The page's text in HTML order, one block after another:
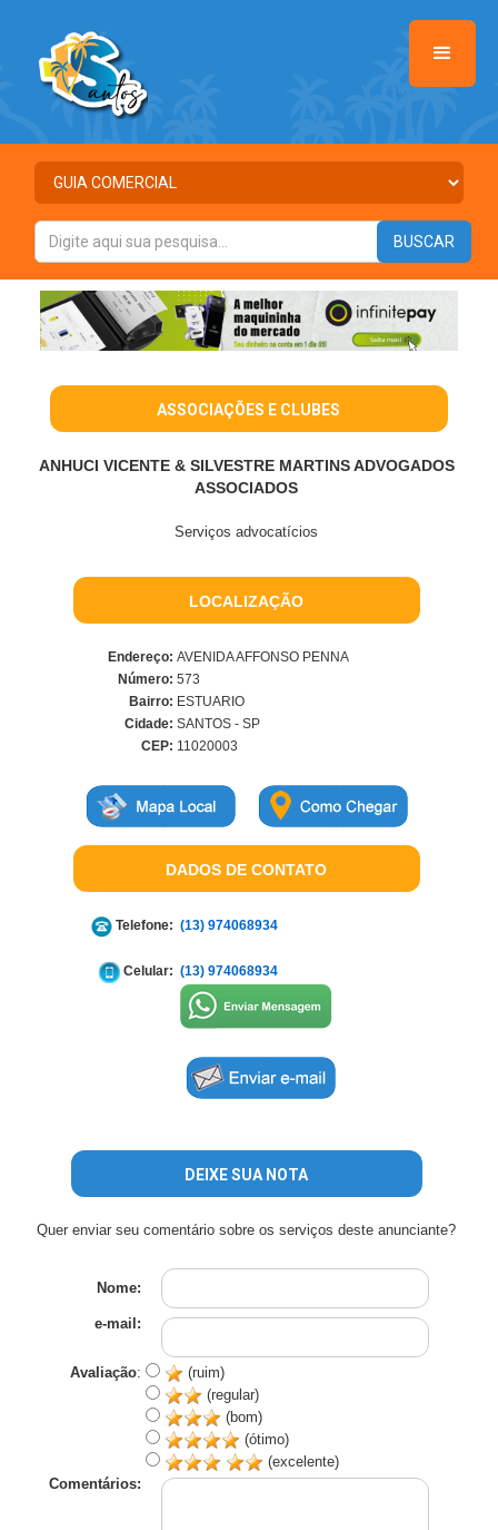
ASSOCIAÇÕES E CLUBES
ANHUCI VICENTE & SILVESTRE MARTINS ADVOGADOS
ASSOCIADOS
Serviços advocatícios
LOCALIZAÇÃO
Endereço: AVENIDA AFFONSO PENNA
Número: 573
Bairro: ESTUARIO
Cidade: SANTOS - SP
CEP: 11020003
DADOS DE CONTATO
Telefone: (13) 974068934
Celular: (13) 974068934
DEIXE SUA NOTA
Quer enviar seu comentário sobre os serviços deste anunciante?
Nome:
e-mail:
Avaliação:
(ruim)
(regular)
(bom)
(ótimo)
(excelente)
Comentários: